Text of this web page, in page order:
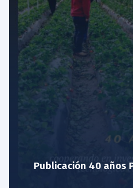
Publicación 40 años